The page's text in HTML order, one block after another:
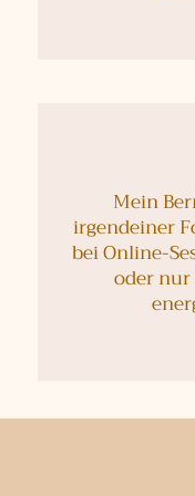
Mein
irgendeiner
bei Online-
oder